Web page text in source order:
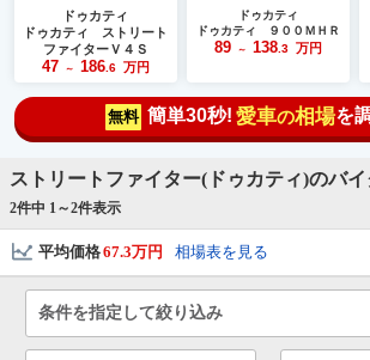
ドゥカティ
ドゥカティ ストリート
ファイターＶ４Ｓ
47 ～ 186.6 万円
ドゥカティ
ドゥカティ ９００ＭＨＲ
89 ～ 138 .3 万円
無料 簡単30秒! 愛車の相場を
ストリートファイター(ドゥカティ)のバ
2件中 1～2件表示
平均価格67.3万円 相場表を見る
条件を指定して絞り込み